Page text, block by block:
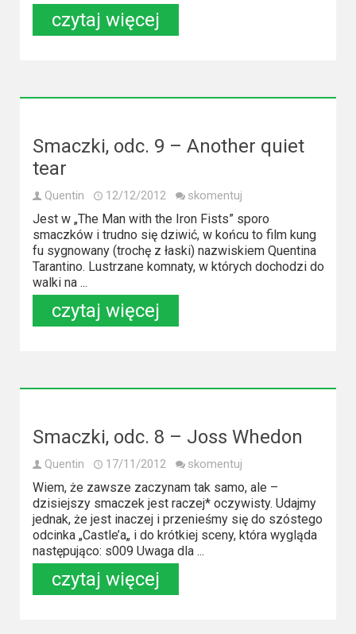
czytaj więcej
Smaczki, odc. 9 – Another quiet
tear
Quentin 12/12/2012 skomentuj
Jest w „The Man with the Iron Fists” sporo
smaczków i trudno się dziwić, w końcu to film kung
fu sygnowany (trochę z łaski) nazwiskiem Quentina
Tarantino. Lustrzane komnaty, w których dochodzi do
walki na ...
czytaj więcej
Smaczki, odc. 8 – Joss Whedon
Quentin 17/11/2012 skomentuj
Wiem, że zawsze zaczynam tak samo, ale –
dzisiejszy smaczek jest raczej* oczywisty. Udajmy
jednak, że jest inaczej i przenieśmy się do szóstego
odcinka „Castle’a„ i do krótkiej sceny, która wygląda
następująco: s009 Uwaga dla ...
czytaj więcej